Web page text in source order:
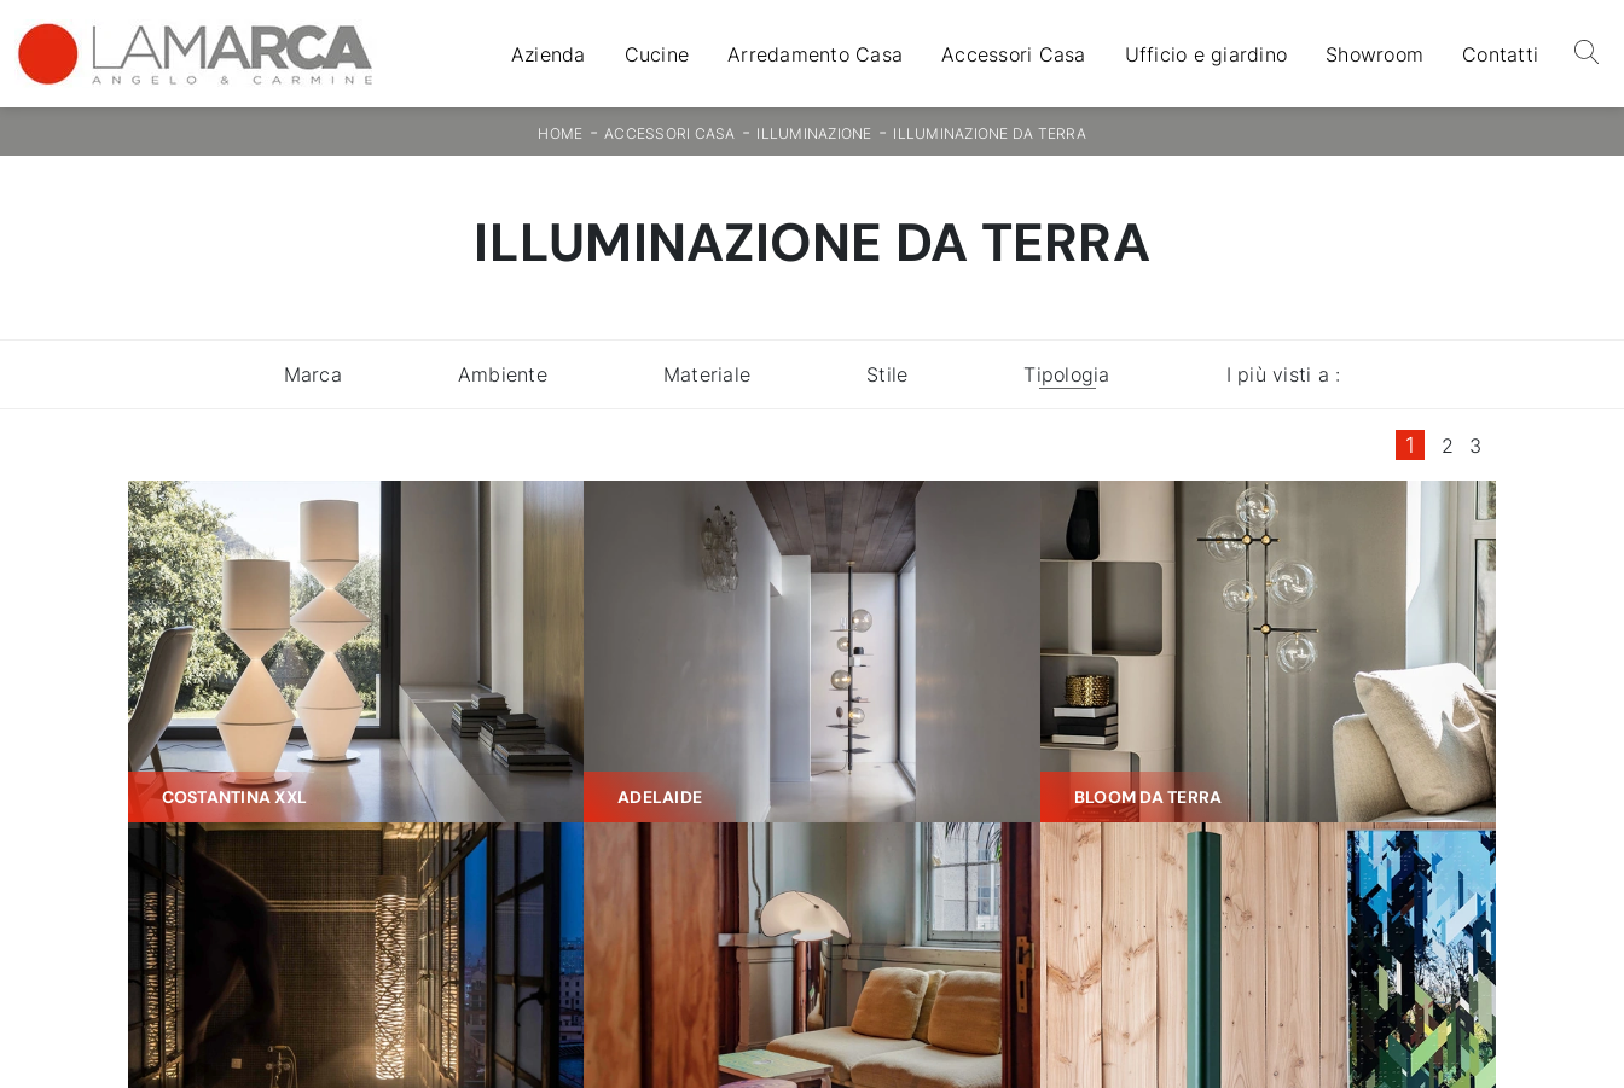
Azienda Cucine Arredamento Casa Accessori Casa Ufficio e giardino Showroom Contatti
HOME - ACCESSORI CASA - ILLUMINAZIONE - ILLUMINAZIONE DA TERRA
ILLUMINAZIONE DA TERRA
Marca Ambiente Materiale Stile Tipologia I più visti a :
1 2 3
COSTANTINA XXL ADELAIDE BLOOM DA TERRA